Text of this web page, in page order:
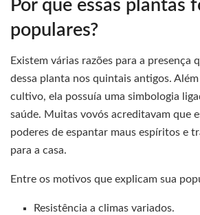
Por que essas plantas
populares?
Existem várias razões para a presença
dessa planta nos quintais antigos.
cultivo, ela possuía uma simbologia
saúde. Muitas vovós acreditavam que
poderes de espantar maus espíritos e
para a casa.
Entre os motivos que explicam sua
Resistência a climas variados.